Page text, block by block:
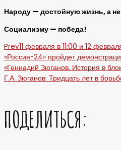
Народу — достойную жизнь, а
Социализму — победа!
Prev11 февраля в 11:00 и 12
«Россия-24» пройдет
«Геннадий Зюганов. История в
Г.А. Зюганов: Тридцать лет в
ПОДЕЛИТЬСЯ: